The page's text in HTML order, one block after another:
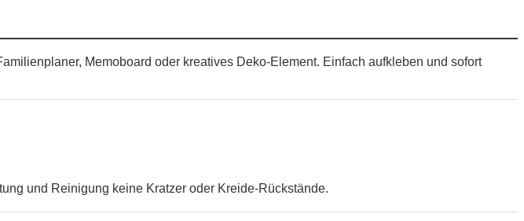
Memoboard oder kreatives Deko-Element. Einfach aufkleben und sofort
und Reinigung keine Kratzer oder Kreide-Rückstände.